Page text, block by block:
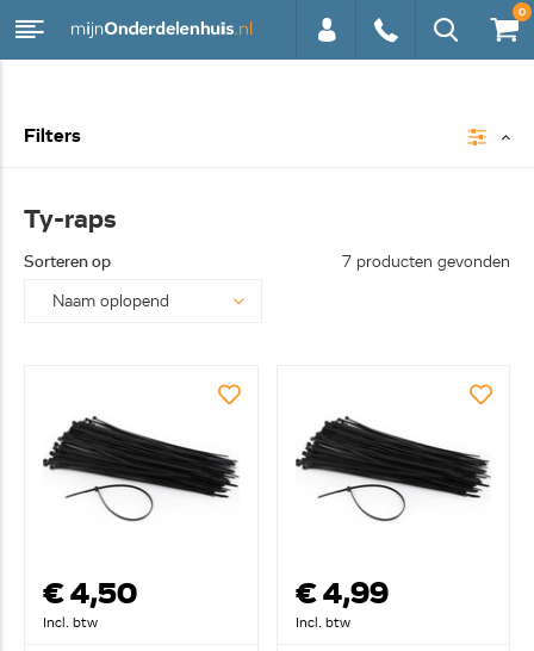
0
Filters
Ty-raps
Sorteren op 7 producten gevonden
€ 4,50
Incl. btw
€ 4,99
Incl. btw